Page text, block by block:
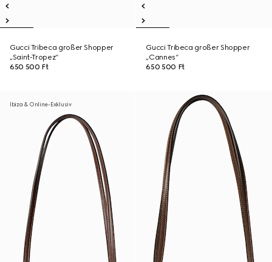
Gucci Tribeca großer Shopper
„Saint-Tropez“
650 500 Ft
Gucci Tribeca großer Shopper
„Cannes“
650 500 Ft
Ibiza & Online-Exklusiv